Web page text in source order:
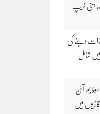
ہنی ٹریپ
دینے کی
آئن
میں